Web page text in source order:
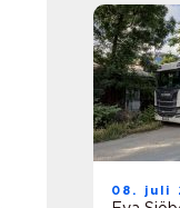
08. juli